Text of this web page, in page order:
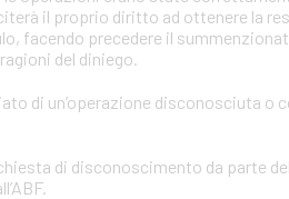
il proprio diritto ad ottenere la
facendo precedere il
del diniego.
di un’operazione disconosciuta o
di disconoscimento da parte